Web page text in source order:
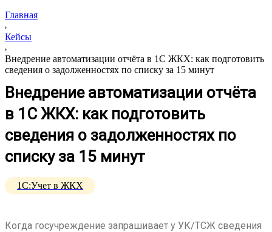
Главная
Кейсы
Внедрение автоматизации отчёта в 1С ЖКХ: как подготовить
сведения о задолженностях по списку за 15 минут
Внедрение автоматизации отчёта
в 1С ЖКХ: как подготовить
сведения о задолженностях по
списку за 15 минут
1С:Учет в ЖКХ
Когда госучреждение запрашивает у УК/ТСЖ сведения